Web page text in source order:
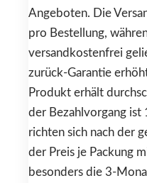
Angeboten. Die
pro Bestellung,
versandkostenfrei
zurück-Garantie
Produkt erhält
der Bezahlvorgang ist
richten sich nach der
der Preis je Packung
besonders die 3-